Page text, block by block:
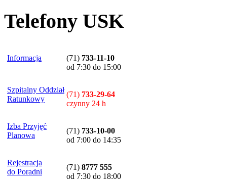
Telefony USK
Informacja (71) 733-11-10
od 7:30 do 15:00
Szpitalny Oddział
Ratunkowy
(71) 733-29-64
czynny 24 h
Izba Przyjęć
Planowa
(71) 733-10-00
od 7:00 do 14:35
Rejestracja
do Poradni
(71) 8777 555
od 7:30 do 18:00